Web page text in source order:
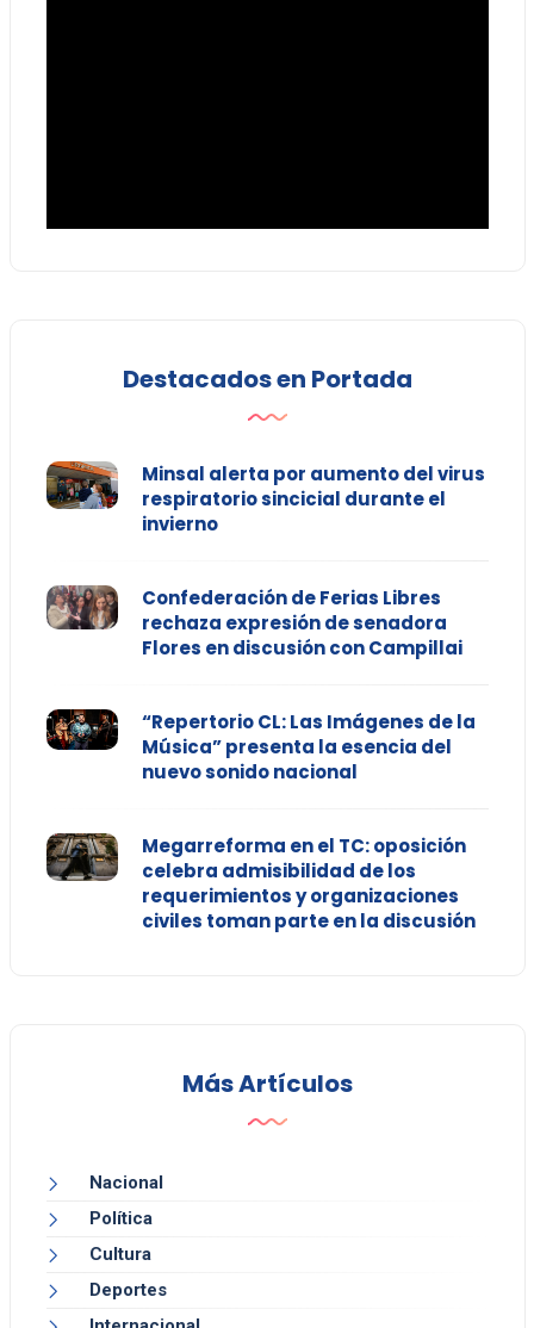
Destacados en Portada
Minsal alerta por aumento del virus
respiratorio sincicial durante el
invierno
Confederación de Ferias Libres
rechaza expresión de senadora
Flores en discusión con Campillai
“Repertorio CL: Las Imágenes de la
Música” presenta la esencia del
nuevo sonido nacional
Megarreforma en el TC: oposición
celebra admisibilidad de los
requerimientos y organizaciones
civiles toman parte en la discusión
Más Artículos
Nacional
Política
Cultura
Deportes